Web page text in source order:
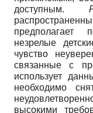
доступным.
незрелые
чувство
связанные с
использует
необходимо
высокими